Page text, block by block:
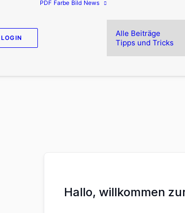
LOGIN
PDF Farbe Bild News
Alle Beiträge
Tipps und Tricks
Hallo, willkommen